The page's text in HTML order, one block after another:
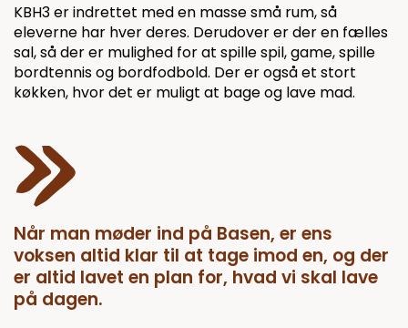
KBH3 er indrettet med en masse små rum, så
eleverne har hver deres. Derudover er der en fælles
sal, så der er mulighed for at spille spil, game, spille
bordtennis og bordfodbold. Der er også et stort
køkken, hvor det er muligt at bage og lave mad.
Når man møder ind på Basen, er ens
voksen altid klar til at tage imod en, og der
er altid lavet en plan for, hvad vi skal lave
på dagen.